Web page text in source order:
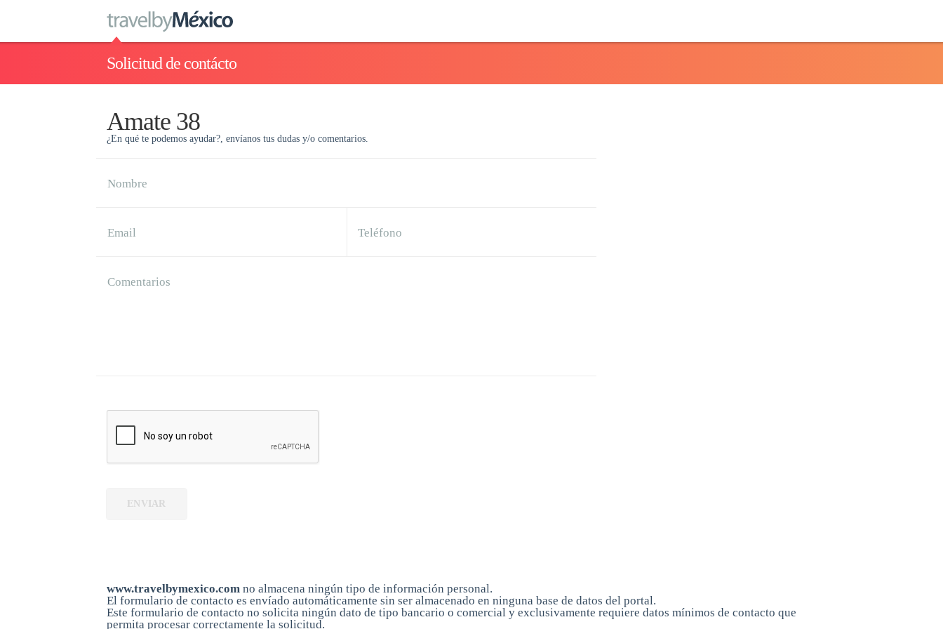
Solicitud de contácto
Amate 38
¿En qué te podemos ayudar?, envíanos tus dudas y/o comentarios.
Nombre
Email Teléfono
Comentarios
ENVIAR
www.travelbymexico.com no almacena ningún tipo de información personal.
El formulario de contacto es envíado automáticamente sin ser almacenado en ninguna base de datos del portal.
Este formulario de contacto no solicita ningún dato de tipo bancario o comercial y exclusivamente requiere datos mínimos de contacto que
permita procesar correctamente la solicitud.